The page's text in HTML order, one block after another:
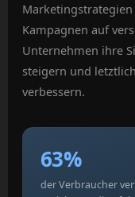
Kampagnen auf
Unternehmen ihre
steigern und
verbessern.
63%
der Verbraucher